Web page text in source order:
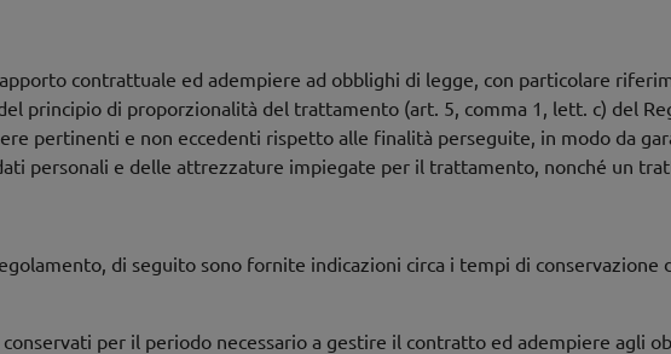
contrattuale ed adempiere ad obblighi di legge, con particolare
principio di proporzionalità del trattamento (art. 5, comma 1, lett. c) del
pertinenti e non eccedenti rispetto alle finalità perseguite, in modo da
personali e delle attrezzature impiegate per il trattamento, nonché un
di seguito sono fornite indicazioni circa i tempi di conservazione
per il periodo necessario a gestire il contratto ed adempiere agli